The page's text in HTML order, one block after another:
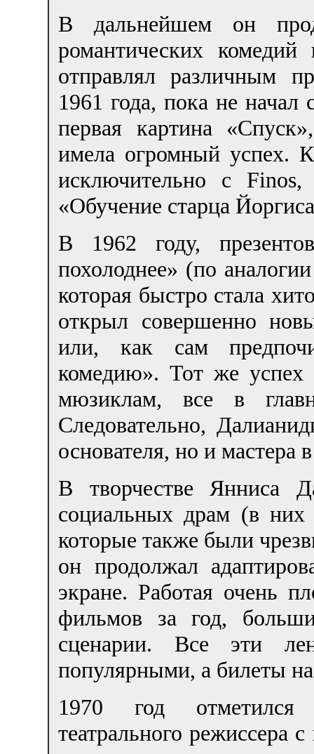
В дальнейшем он
романтических
отправлял различным
1961 года, пока не начал
первая картина
имела огромный успех.
исключительно с
«Обучение старца
В 1962 году,
похолоднее» (по
которая быстро стала
открыл совершенно
или, как сам
комедию». Тот же успех
мюзиклам, все в
Следовательно,
основателя, но и мастера
В творчестве Янниса
социальных драм (в
которые также были
он продолжал
экране. Работая очень
фильмов за год,
сценарии. Все эти
популярными, а билеты
1970 год
театрального режиссера